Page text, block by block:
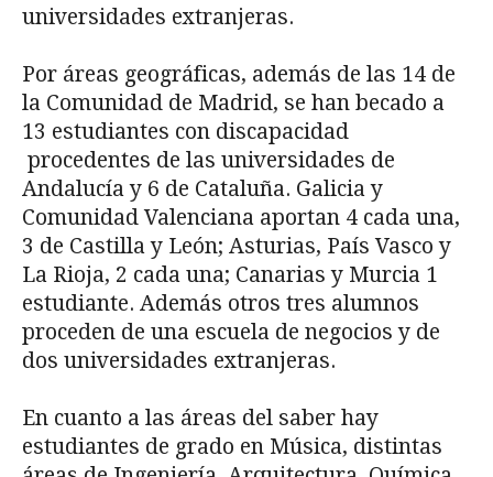
universidades extranjeras.
Por áreas geográficas, además de las 14 de
la Comunidad de Madrid, se han becado a
13 estudiantes con discapacidad
procedentes de las universidades de
Andalucía y 6 de Cataluña. Galicia y
Comunidad Valenciana aportan 4 cada una,
3 de Castilla y León; Asturias, País Vasco y
La Rioja, 2 cada una; Canarias y Murcia 1
estudiante. Además otros tres alumnos
proceden de una escuela de negocios y de
dos universidades extranjeras.
En cuanto a las áreas del saber hay
estudiantes de grado en Música, distintas